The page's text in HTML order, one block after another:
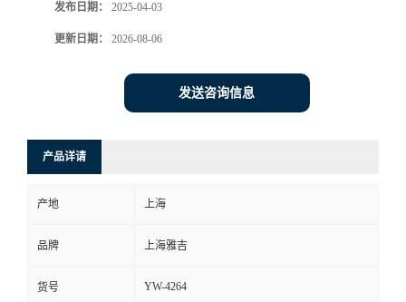
发布日期： 2025-04-03
更新日期： 2026-08-06
发送咨询信息
产品详请
产地 上海
品牌 上海雅吉
货号 YW-4264